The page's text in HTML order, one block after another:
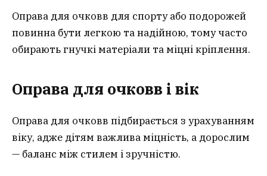
Оправа для очковв для спорту або подорожей
повинна бути легкою та надійною, тому часто
обирають гнучкі матеріали та міцні кріплення.
Оправа для очковв і вік
Оправа для очковв підбирається з урахуванням
віку, адже дітям важлива міцність, а дорослим
— баланс між стилем і зручністю.